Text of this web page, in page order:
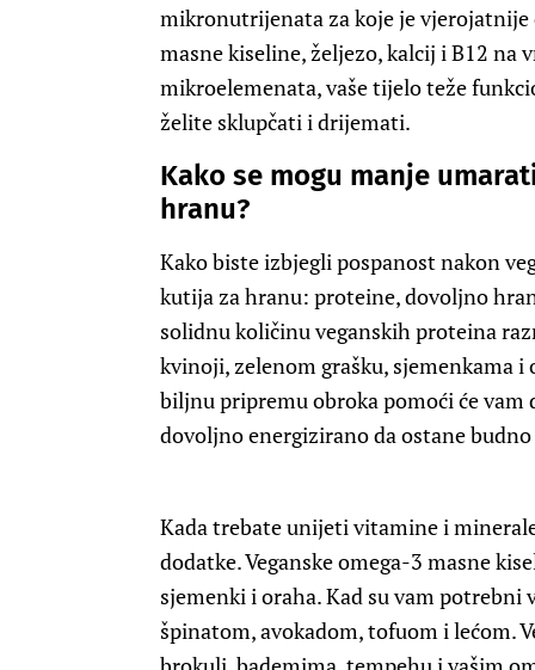
mikronutrijenata za koje je vjerojatnije
masne kiseline, željezo, kalcij i B12
mikroelemenata, vaše tijelo teže
želite sklupčati i drijemati.
Kako se mogu manje
hranu?
Kako biste izbjegli pospanost nakon
kutija za hranu: proteine, dovoljno
solidnu količinu veganskih proteina
kvinoji, zelenom grašku, sjemenkama
biljnu pripremu obroka pomoći će
dovoljno energizirano da ostane
Kada trebate unijeti vitamine i
dodatke. Veganske omega-3 masne
sjemenki i oraha. Kad su vam
špinatom, avokadom, tofuom i lećom.